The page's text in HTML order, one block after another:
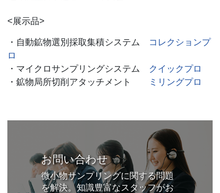
<展示品>
・自動鉱物選別採取集積システム コレクションプ
ロ
・マイクロサンプリングシステム クイックプロ
・鉱物局所切削アタッチメント
ミリングプロ
お問い合わせ
微小物サンプリングに関する問題
を解決。知識豊富なスタッフがお